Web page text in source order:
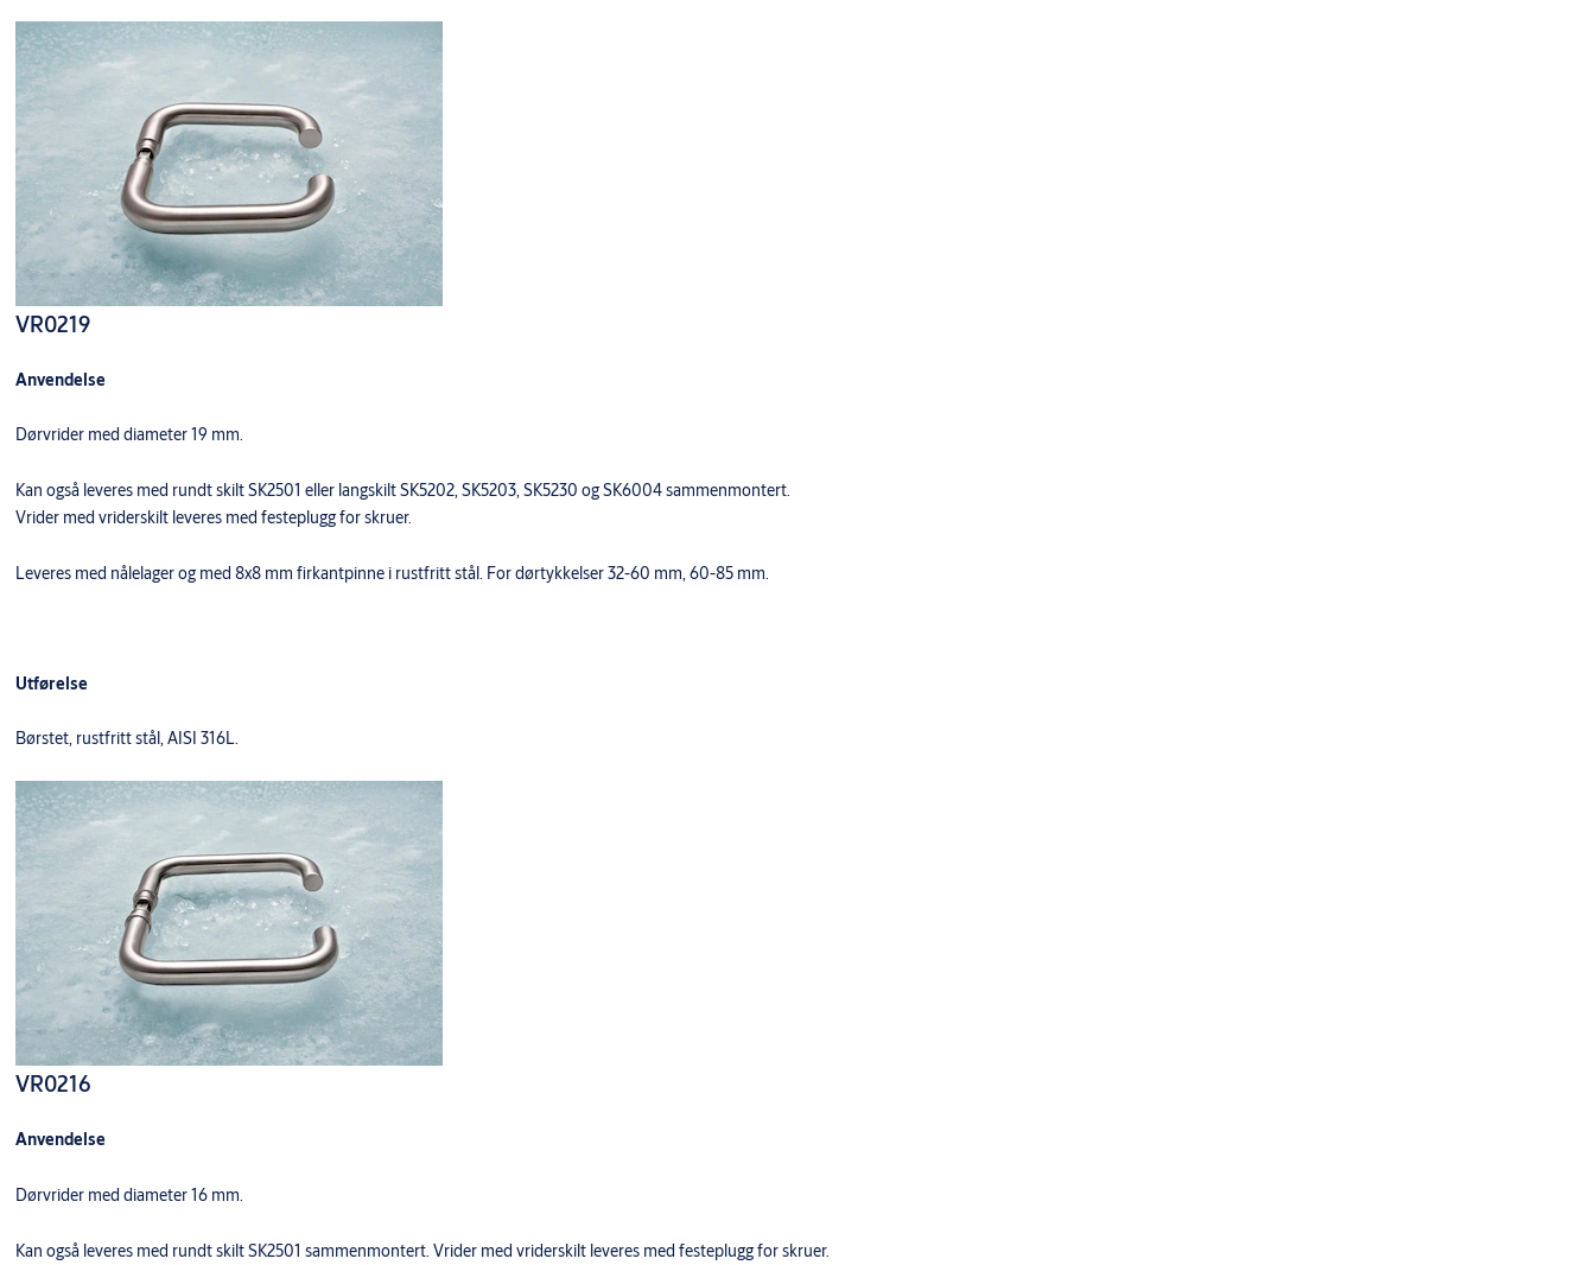
Produkt
Produkt-ID
VR0919/5202 VRIDER M/SKILT (PAR)
9403457BX26101
VR0919/6004 VRIDER M/SKILT (PAR)
VR0919/6302 VRIDER M/SKILT (PAR)
9403460BX26101
VR0219
Anvendelse
Dørvrider med diameter 19 mm.
Kan også leveres med rundt skilt SK2501 eller langskilt SK5202, SK5203, SK5230 og SK6004 sammenmontert.
Vrider med vriderskilt leveres med festeplugg for skruer.
Leveres med nålelager og med 8x8 mm firkantpinne i rustfritt stål. For dørtykkelser 32-60 mm, 60-85 mm.
Utførelse
Børstet, rustfritt stål, AISI 316L.
VR0216
Anvendelse
Dørvrider med diameter 16 mm.
Kan også leveres med rundt skilt SK2501 sammenmontert. Vrider med vriderskilt leveres med festeplugg for skruer.